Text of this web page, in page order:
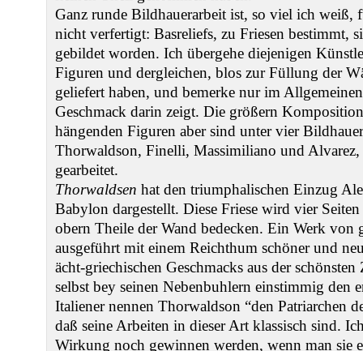
Ganz runde Bildhauerarbeit ist, so viel ich weiß,
nicht verfertigt: Basreliefs, zu Friesen bestimmt,
gebildet worden. Ich übergehe diejenigen
Figuren und dergleichen, blos zur Füllung der
geliefert haben, und bemerke nur im
Geschmack darin zeigt. Die größern
hängenden Figuren aber sind unter vier
Thorwaldson, Finelli, Massimiliano und
gearbeitet.
Thorwaldsen hat den triumphalischen Einzug
Babylon dargestellt. Diese Friese wird vier
obern Theile der Wand bedecken. Ein Werk von
ausgeführt mit einem Reichthum schöner und
ächt-griechischen Geschmacks aus der
selbst bey seinen Nebenbuhlern einstimmig den
Italiener nennen Thorwaldson “den Patriarchen
daß seine Arbeiten in dieser Art klassisch sind.
Wirkung noch gewinnen werden, wenn man sie